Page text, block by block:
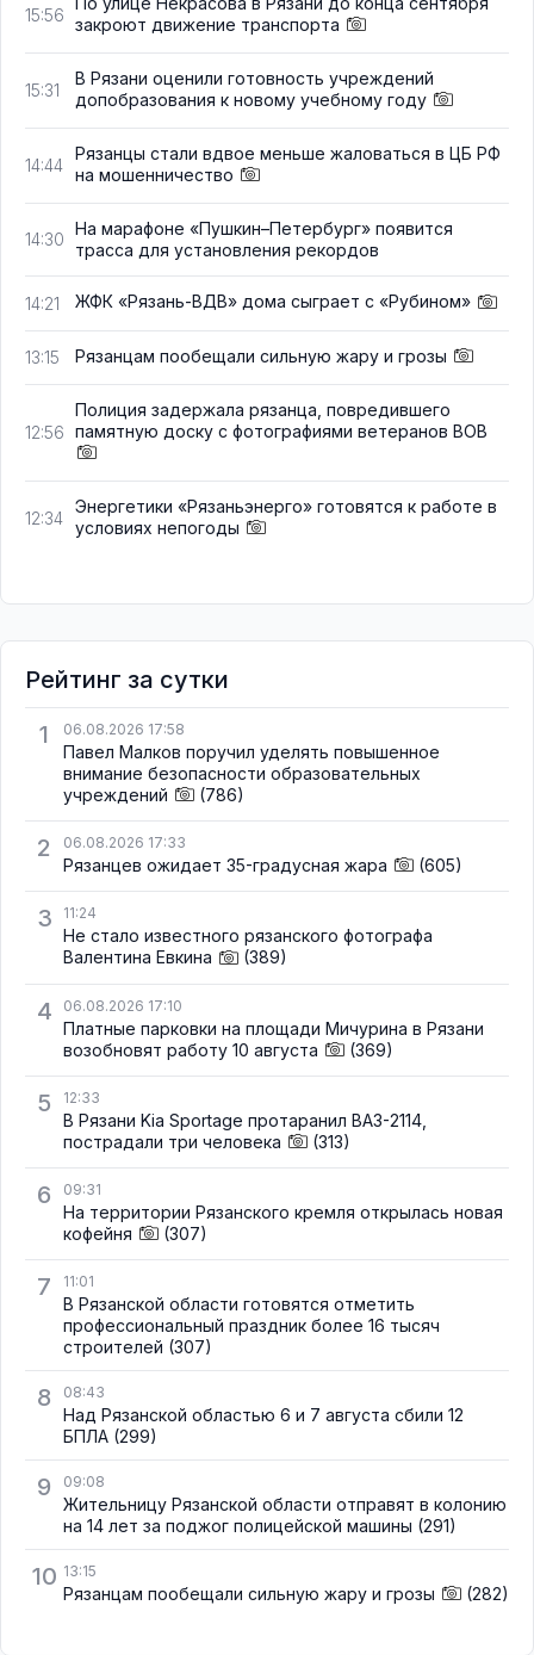
15:56
закроют движение транспорта
15:31
В Рязани оценили готовность учреждений
допобразования к новому учебному году
14:44
Рязанцы стали вдвое меньше жаловаться в ЦБ РФ
на мошенничество
14:30
На марафоне «Пушкин–Петербург» появится
трасса для установления рекордов
14:21 ЖФК «Рязань-ВДВ» дома сыграет с «Рубином»
13:15 Рязанцам пообещали сильную жару и грозы
12:56
Полиция задержала рязанца, повредившего
памятную доску с фотографиями ветеранов ВОВ
12:34
Энергетики «Рязаньэнерго» готовятся к работе в
условиях непогоды
Рейтинг за сутки
1
06.08.2026 17:58
Павел Малков поручил уделять повышенное
внимание безопасности образовательных
учреждений
(786)
2 06.08.2026 17:33
Рязанцев ожидает 35-градусная жара (605)
3 11:24
Не стало известного рязанского фотографа
Валентина Евкина
(389)
4 06.08.2026 17:10
Платные парковки на площади Мичурина в Рязани
возобновят работу 10 августа
(369)
5 12:33
В Рязани Kia Sportage протаранил ВАЗ-2114,
пострадали три человека
(313)
6 09:31
На территории Рязанского кремля открылась новая
кофейня
(307)
7 11:01
В Рязанской области готовятся отметить
профессиональный праздник более 16 тысяч
строителей (307)
8 08:43
Над Рязанской областью 6 и 7 августа сбили 12
БПЛА (299)
9 09:08
Жительницу Рязанской области отправят в колонию
на 14 лет за поджог полицейской машины (291)
10 13:15
Рязанцам пообещали сильную жару и грозы (282)